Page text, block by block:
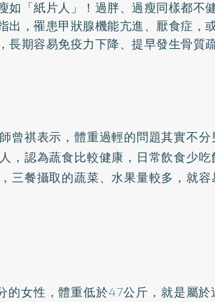
如「紙片人」！過胖、過瘦同樣都不
出，罹患甲狀腺機能亢進、厭食症，
長期容易免疫力下降、提早發生骨質
曾祺表示，體重過輕的問題其實不
，認為蔬食比較健康，日常飲食少
三餐攝取的蔬菜、水果量較多，就容
的女性，體重低於47公斤，就是屬於